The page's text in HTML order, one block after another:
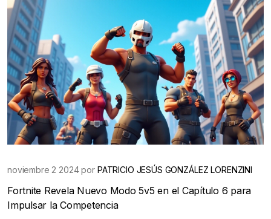
posiciones.
noviembre 2 2024 por PATRICIO JESÚS GONZÁLEZ LORENZINI
Fortnite Revela Nuevo Modo 5v5 en el Capítulo 6 para
Impulsar la Competencia